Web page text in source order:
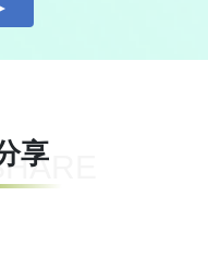
享